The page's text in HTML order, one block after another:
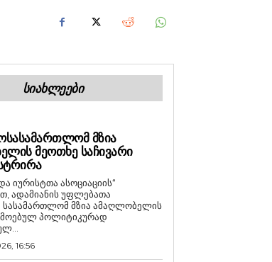
ᲡᲘᲐᲮᲚᲔᲔᲑᲘ
ᲛᲖᲘᲐ
ᲛᲔᲝᲗᲮᲔ ᲡᲐᲩᲘᲕᲐᲠᲘ
იურისტთა ასოციაციის“
ადამიანის უფლებათა
სასამართლომ მზია ამაღლობელის
პოლიტიკურად
16:56